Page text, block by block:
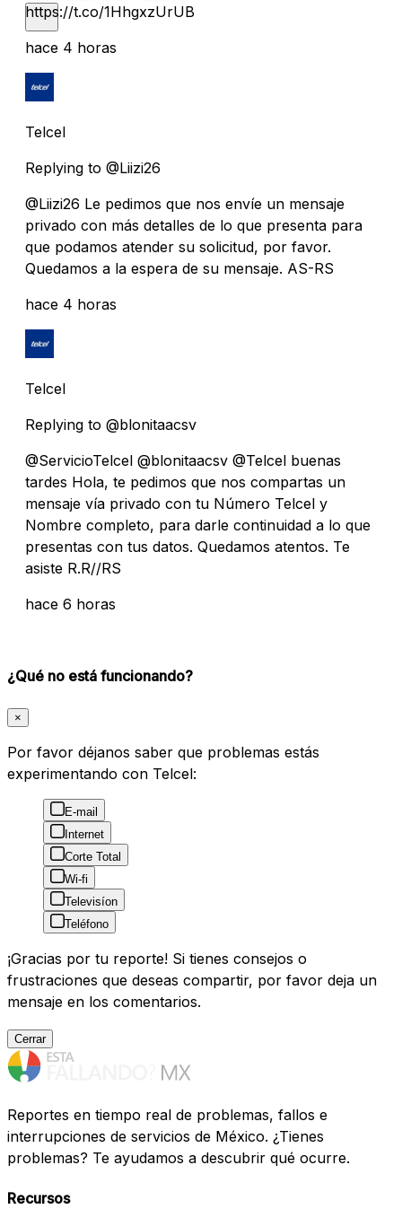
https://t.co/1HhgxzUrUB
hace 4 horas
Telcel
Replying to @Liizi26
@Liizi26 Le pedimos que nos envíe un mensaje
privado con más detalles de lo que presenta para
que podamos atender su solicitud, por favor.
Quedamos a la espera de su mensaje. AS-RS
hace 4 horas
Telcel
Replying to @blonitaacsv
@ServicioTelcel @blonitaacsv @Telcel buenas
tardes Hola, te pedimos que nos compartas un
mensaje vía privado con tu Número Telcel y
Nombre completo, para darle continuidad a lo que
presentas con tus datos. Quedamos atentos. Te
asiste R.R//RS
hace 6 horas
¿Qué no está funcionando?
×
Por favor déjanos saber que problemas estás
experimentando con Telcel:
E-mail
Internet
Corte Total
Wi-fi
Televisíon
Teléfono
¡Gracias por tu reporte! Si tienes consejos o
frustraciones que deseas compartir, por favor deja un
mensaje en los comentarios.
Cerrar
Reportes en tiempo real de problemas, fallos e
interrupciones de servicios de México. ¿Tienes
problemas? Te ayudamos a descubrir qué ocurre.
Recursos